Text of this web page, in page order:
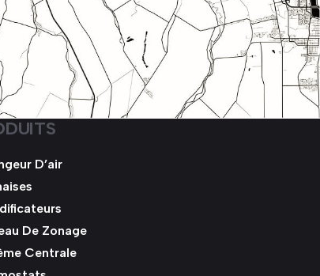
D’air
De Zonage
Centrale